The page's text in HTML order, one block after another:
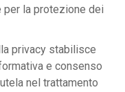
per la protezione dei
privacy stabilisce
e consenso
nel trattamento